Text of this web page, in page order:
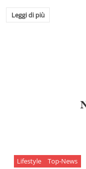
Leggi di più
Lifestyle Top-News